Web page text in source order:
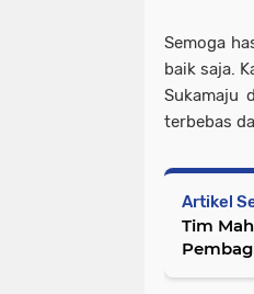
Semoga
baik saja.
Sukamaju
terbebas
Artikel
Tim